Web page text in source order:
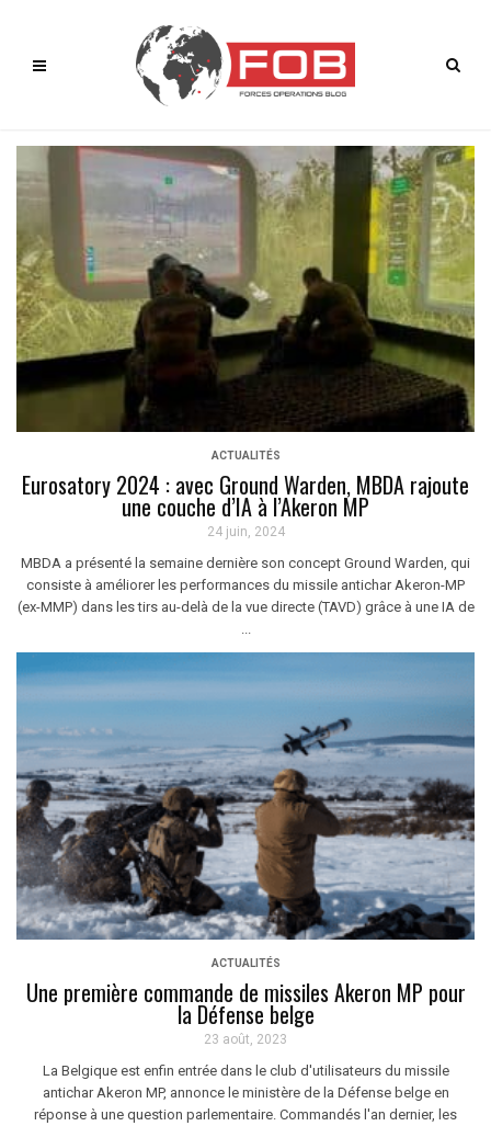
ACTUALITÉS
Eurosatory 2024 : avec Ground Warden, MBDA rajoute
une couche d’IA à l’Akeron MP
24 juin, 2024
MBDA a présenté la semaine dernière son concept Ground Warden, qui
consiste à améliorer les performances du missile antichar Akeron-MP
(ex-MMP) dans les tirs au-delà de la vue directe (TAVD) grâce à une IA de
...
ACTUALITÉS
Une première commande de missiles Akeron MP pour
la Défense belge
23 août, 2023
La Belgique est enfin entrée dans le club d'utilisateurs du missile
antichar Akeron MP, annonce le ministère de la Défense belge en
réponse à une question parlementaire. Commandés l'an dernier, les